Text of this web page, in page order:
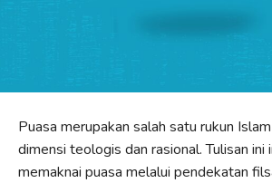
Puasa merupakan salah satu rukun
dimensi teologis dan rasional. Tulisan ini
memaknai puasa melalui pendekatan